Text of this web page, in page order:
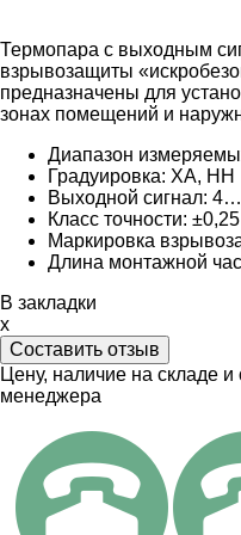
Термопара с выходным
взрывозащиты
предназначены для
зонах помещений и
Диапазон
Градуировка: ХА, НН
Выходной сигнал:
Класс точности:
Маркировка
Длина монтажной
В закладки
x
Составить отзыв
Цену, наличие на складе
менеджера